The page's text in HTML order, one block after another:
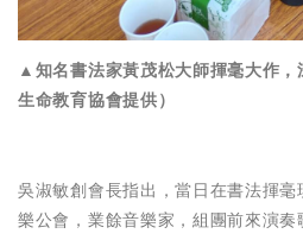
▲知名書法家黃茂松大師揮毫大作
生命教育協會提供）
吳淑敏創會長指出，當日在書法揮
樂公會，業餘音樂家，組團前來演